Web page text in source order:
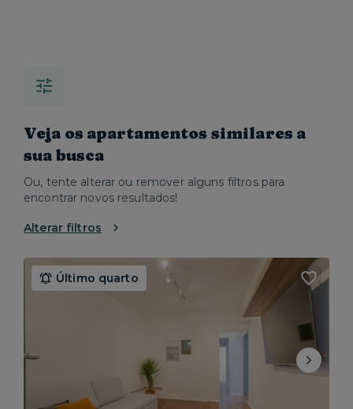
Veja os apartamentos similares a
sua busca
Ou, tente alterar ou remover alguns filtros para
encontrar novos resultados!
Alterar filtros
Último quarto